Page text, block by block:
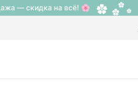
— скидка на всё! 🌸